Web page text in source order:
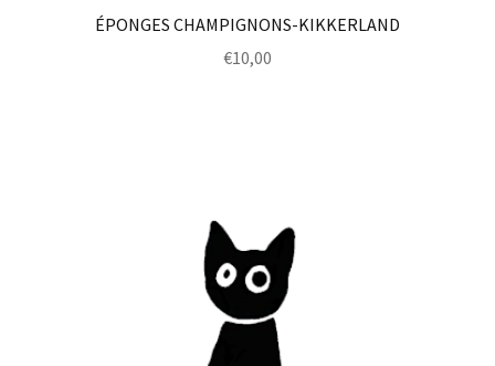
ÉPONGES CHAMPIGNONS-KIKKERLAND
€10,00